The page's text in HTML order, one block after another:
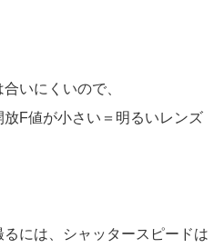
いにくいので、
F値が小さい＝明るいレンズ
には、シャッタースピードは